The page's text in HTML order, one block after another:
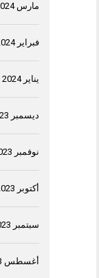
مارس 2024
فبراير 2024
يناير 2024
ديسمبر 2023
نوفمبر 2023
أكتوبر 2023
سبتمبر 2023
أغسطس 2023